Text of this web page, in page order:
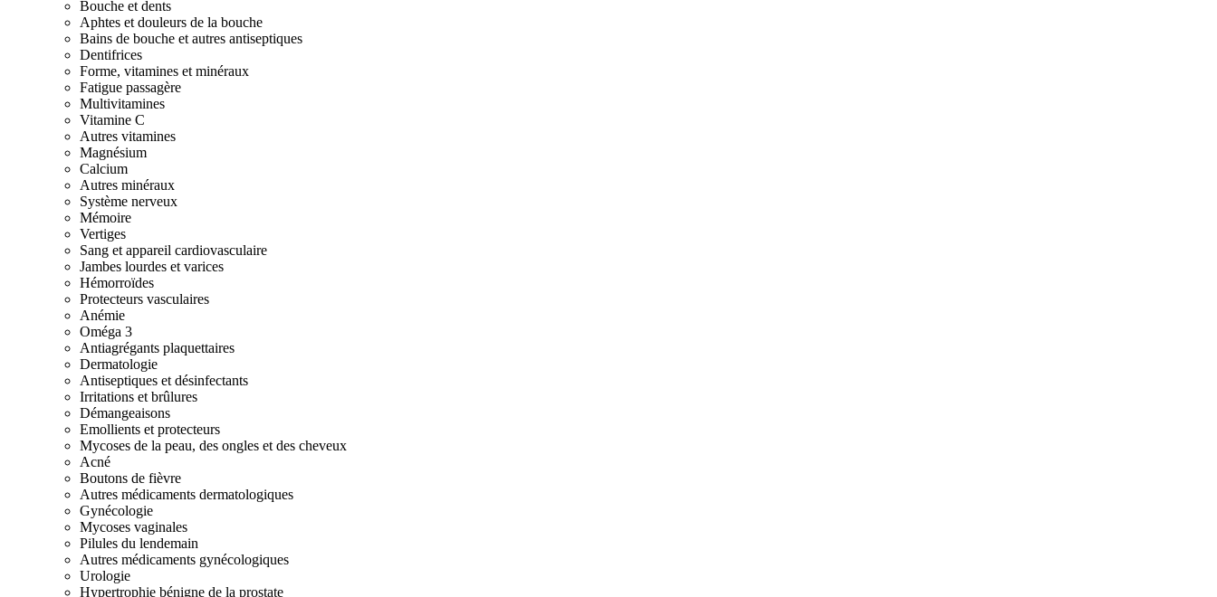
Bouche et dents
Aphtes et douleurs de la bouche
Bains de bouche et autres antiseptiques
Dentifrices
Forme, vitamines et minéraux
Fatigue passagère
Multivitamines
Vitamine C
Autres vitamines
Magnésium
Calcium
Autres minéraux
Système nerveux
Mémoire
Vertiges
Sang et appareil cardiovasculaire
Jambes lourdes et varices
Hémorroïdes
Protecteurs vasculaires
Anémie
Oméga 3
Antiagrégants plaquettaires
Dermatologie
Antiseptiques et désinfectants
Irritations et brûlures
Démangeaisons
Emollients et protecteurs
Mycoses de la peau, des ongles et des cheveux
Acné
Boutons de fièvre
Autres médicaments dermatologiques
Gynécologie
Mycoses vaginales
Pilules du lendemain
Autres médicaments gynécologiques
Urologie
Hypertrophie bénigne de la prostate